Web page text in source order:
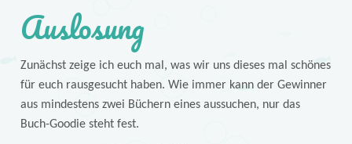
Auslosung
Zunächst zeige ich euch mal, was wir uns dieses mal schönes
für euch rausgesucht haben. Wie immer kann der Gewinner
aus mindestens zwei Büchern eines aussuchen, nur das
Buch-Goodie steht fest.